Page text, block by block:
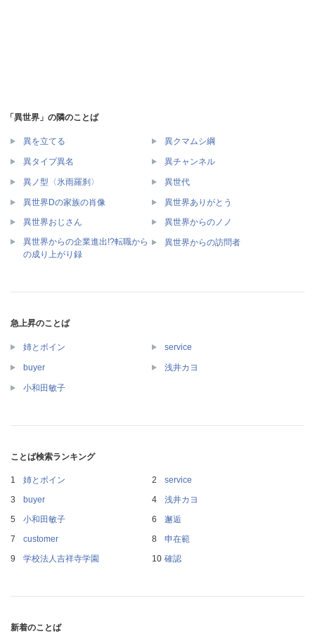
「異世界」の隣のことば
異を立てる 異クマムシ綱
異タイプ異名 異チャンネル
異ノ型〈氷雨羅刹〉 異世代
異世界Dの家族の肖像 異世界ありがとう
異世界おじさん
異世界からのノノ
異世界からの企業進出!?転職から
の成り上がり録
異世界からの訪問者
急上昇のことば
姉とボイン service
buyer 浅井カヨ
小和田敏子
ことば検索ランキング
姉とボイン
service
buyer
浅井カヨ
小和田敏子
邂逅
customer
申在範
学校法人吉祥寺学園
確認
新着のことば